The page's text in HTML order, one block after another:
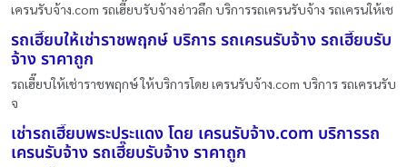
เครนรับจ้าง.com รถเฮี๊ยบรับจ้างอ่าวลึก บริการรถเครนรับจ้าง รถเครนให้เช
รถเฮี๊ยบให้เช่าราชพฤกษ์ บริการ รถเครนรับจ้าง รถเฮี๊ยบรับ
จ้าง ราคาถูก
รถเฮี๊ยบให้เช่าราชพฤกษ์ ให้บริการโดย เครนรับจ้าง.com บริการ รถเครนรับ
จ
เช่ารถเฮี๊ยบพระประแดง โดย เครนรับจ้าง.com บริการรถ
เครนรับจ้าง รถเฮี๊ยบรับจ้าง ราคาถูก